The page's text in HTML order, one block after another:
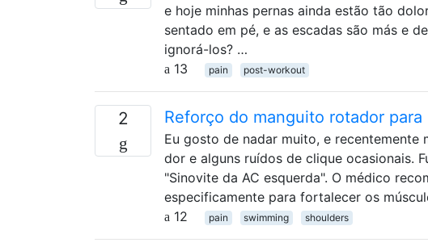
e hoje minhas pernas ainda estão tão
sentado em pé, e as escadas são más e
ignorá-los? …
13
pain post-workout
2 Reforço do manguito rotador
Eu gosto de nadar muito, e
dor e alguns ruídos de clique ocasionais.
"Sinovite da AC esquerda". O médico
especificamente para fortalecer os
12
pain swimming shoulders